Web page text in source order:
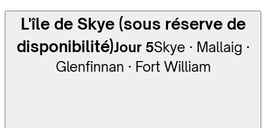
L'île de Skye (sous réserve de
disponibilité)Jour 5Skye · Mallaig ·
Glenfinnan · Fort William